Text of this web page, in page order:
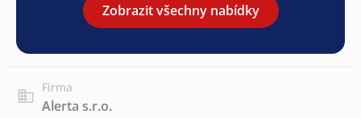
Zobrazit všechny nabídky
Firma
Alerta s.r.o.